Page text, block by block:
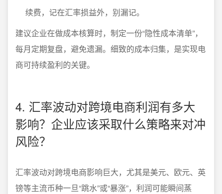
续费，记在汇率损益外，别漏记。
建议企业在做成本核算时，制定一份“隐性成本清单”，
每月定期复盘，避免遗漏。细致的成本归集，是实现电
商可持续盈利的关键。
4. 汇率波动对跨境电商利润有多大
影响？企业应该采取什么策略来对冲
风险？
汇率波动对跨境电商影响巨大，尤其是美元、欧元、英
镑等主流币种一旦“跳水”或“暴涨”，利润可能瞬间蒸